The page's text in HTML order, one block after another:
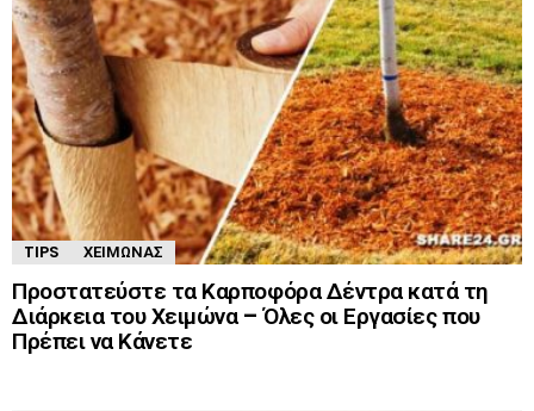
TIPS ΧΕΙΜΏΝΑΣ
Προστατεύστε τα Καρποφόρα Δέντρα κατά τη
Διάρκεια του Χειμώνα – Όλες οι Εργασίες που
Πρέπει να Κάνετε